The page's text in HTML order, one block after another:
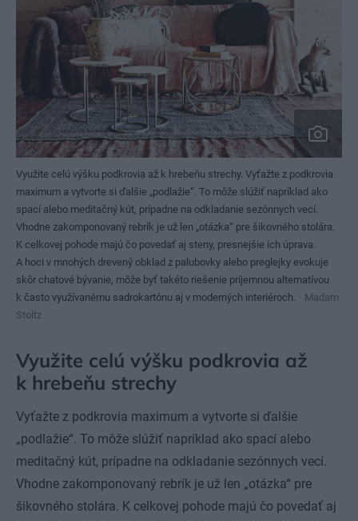
Využite celú výšku podkrovia až k hrebeňu strechy. Vyťažte z podkrovia
maximum a vytvorte si ďalšie „podlažie“. To môže slúžiť napríklad ako
spací alebo meditačný kút, prípadne na odkladanie sezónnych vecí.
Vhodne zakomponovaný rebrík je už len „otázka“ pre šikovného stolára.
K celkovej pohode majú čo povedať aj steny, presnejšie ich úprava.
A hoci v mnohých drevený obklad z palubovky alebo preglejky evokuje
skôr chatové bývanie, môže byť takéto riešenie príjemnou alternatívou
k často využívanému sadrokartónu aj v moderných interiéroch.
Madam
Stoltz
Využite celú výšku podkrovia až
k hrebeňu strechy
Vyťažte z podkrovia maximum a vytvorte si ďalšie
„podlažie“. To môže slúžiť napríklad ako spací alebo
meditačný kút, prípadne na odkladanie sezónnych vecí.
Vhodne zakomponovaný rebrík je už len „otázka“ pre
šikovného stolára. K celkovej pohode majú čo povedať aj